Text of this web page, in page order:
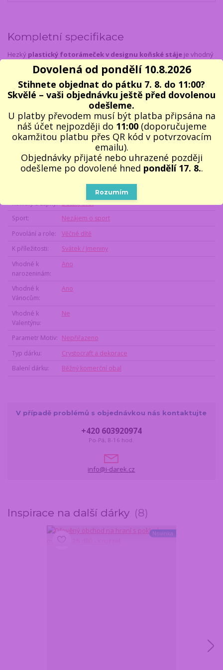
Kompletní specifikace
Hezký plastický fotorámeček v designu koňské stáje je vhodný
dárek pro děti
, které milují koně Fotorámeček je vdárkové
krabičce. TentoFotorámeček poník - Koňská stájse bude hezky
vyjímat v každém dětském pokojíčku a rozzáří dětské oči.
Parametry
Vhodnost dárku Pro děti do 12 let
Příjemce dárku
Pro děti
Koníčky a zájmy
Dětský svět
Sport
Nezájem o sport
Povolání a role
Věčné dítě
K příležitosti
Svátek / Jmeniny
Vhodné k
narozeninám
Ano
Vhodné k
Vánocům
Ano
Vhodné k
Valentýnu
Ne
Parametr Motiv
Nepřiřazeno
Typ dárku
Crystocraft a dekorace
Balení dárku
Běžný komerční obal
V případě problémů s objednávkou nás kontaktujte
+420 603920974
Po-Pá, 8-16 hod.
info@i-darek.cz
Inspirace na další dárky 8
Novinka
Dovolená od pondělí 10.8.2026
Stihnete objednat do pátku 7. 8. do 11:00?
Skvělé – vaši objednávku ještě před dovolenou
odešleme.
U platby převodem musí být platba připsána na
náš účet nejpozději do 11:00(doporučujeme
okamžitou platbu přes QR kód v potvrzovacím
emailu).
Objednávky přijaté nebo uhrazené později
odešleme po dovolené hned pondělí 17. 8..
Rozumím